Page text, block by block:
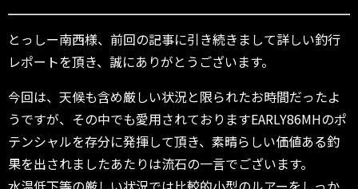
とっしー南西様、前回の記事に引き続きまして詳しい釣行
レポートを頂き、誠にありがとうございます。
今回は、天候も含め厳しい状況と限られたお時間だったよ
うですが、その中でも愛用されておりますEARLY86MHのポ
テンシャルを存分に発揮して頂き、素晴らしい価値ある釣
果を出されましたあたりは流石の一言でございます。